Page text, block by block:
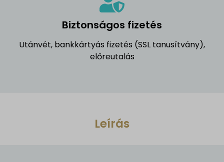
Biztonságos fizetés
Utánvét, bankkártyás fizetés (SSL tanusítvány),
előreutalás
Leírás